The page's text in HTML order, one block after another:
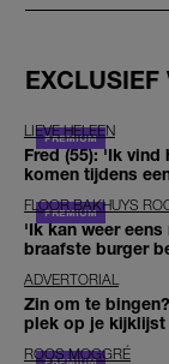
EXCLUSIEF
LIEVE HELEEN
Fred (55): 'Ik
komen tijdens
FLOOR BAKHUYS
'Ik kan weer
braafste burger
ADVERTORIAL
Zin om te
plek op je kijklijst
ROOS MOGGRÉ